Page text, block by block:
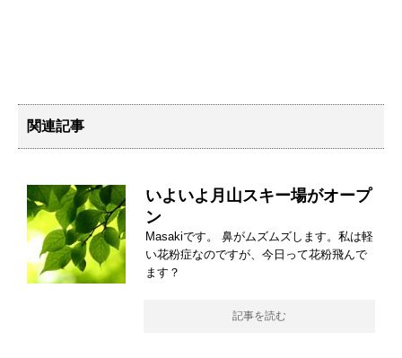
関連記事
いよいよ月山スキー場がオープ
ン
Masakiです。 鼻がムズムズします。私は軽
い花粉症なのですが、今日って花粉飛んで
ます？
記事を読む